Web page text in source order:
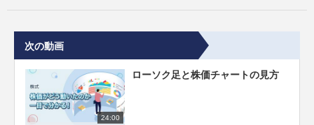
次の動画
24:00
ローソク足と株価チャートの見方